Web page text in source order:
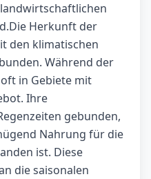
Herkunft der
den klimatischen
Während der
in Gebiete mit
Ihre
gebunden,
Nahrung für die
ist. Diese
die saisonalen